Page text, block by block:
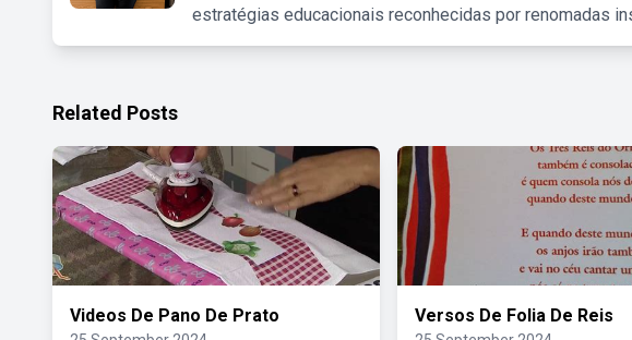
estratégias educacionais reconhecidas por renomadas
Related Posts
Videos De Pano De Prato Versos De Folia De Reis